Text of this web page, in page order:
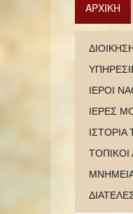
ΑΡΧΙΚΗ
ΙΕΡΟΙ
ΙΕΡΕΣ
ΤΟΠΙΚΟΙ